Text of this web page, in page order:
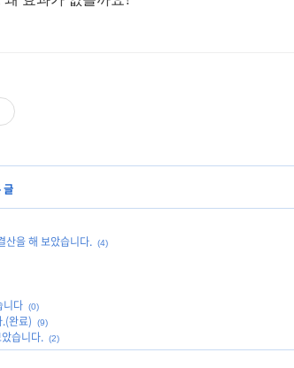
글
산을 해 보았습니다. (4)
니다 (0)
완료) (9)
습니다. (2)